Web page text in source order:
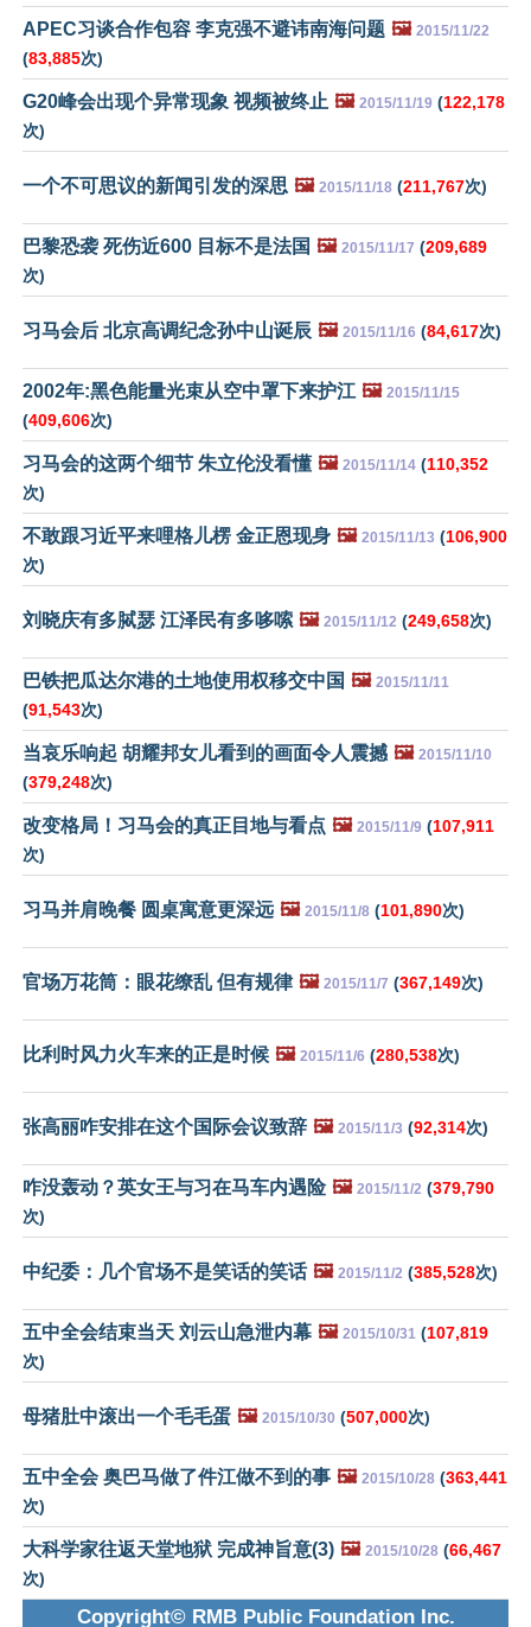
APEC习谈合作包容 李克强不避讳南海问题 🖼️ 2015/11/22
(83,885次)
G20峰会出现个异常现象 视频被终止 🖼️ 2015/11/19 (122,178
次)
一个不可思议的新闻引发的深思 🖼️ 2015/11/18 (211,767次)
巴黎恐袭 死伤近600 目标不是法国 🖼️ 2015/11/17 (209,689
次)
习马会后 北京高调纪念孙中山诞辰 🖼️ 2015/11/16 (84,617次)
2002年:黑色能量光束从空中罩下来护江 🖼️ 2015/11/15
(409,606次)
习马会的这两个细节 朱立伦没看懂 🖼️ 2015/11/14 (110,352
次)
不敢跟习近平来哩格儿楞 金正恩现身 🖼️ 2015/11/13 (106,900
次)
刘晓庆有多脦瑟 江泽民有多哆嗦 🖼️ 2015/11/12 (249,658次)
巴铁把瓜达尔港的土地使用权移交中国 🖼️ 2015/11/11
(91,543次)
当哀乐响起 胡耀邦女儿看到的画面令人震撼 🖼️ 2015/11/10
(379,248次)
改变格局！习马会的真正目地与看点 🖼️ 2015/11/9 (107,911
次)
习马并肩晚餐 圆桌寓意更深远 🖼️ 2015/11/8 (101,890次)
官场万花筒：眼花缭乱 但有规律 🖼️ 2015/11/7 (367,149次)
比利时风力火车来的正是时候 🖼️ 2015/11/6 (280,538次)
张高丽咋安排在这个国际会议致辞 🖼️ 2015/11/3 (92,314次)
咋没轰动？英女王与习在马车内遇险 🖼️ 2015/11/2 (379,790
次)
中纪委：几个官场不是笑话的笑话 🖼️ 2015/11/2 (385,528次)
五中全会结束当天 刘云山急泄内幕 🖼️ 2015/10/31 (107,819
次)
母猪肚中滚出一个毛毛蛋 🖼️ 2015/10/30 (507,000次)
五中全会 奥巴马做了件江做不到的事 🖼️ 2015/10/28 (363,441
次)
大科学家往返天堂地狱 完成神旨意(3) 🖼️ 2015/10/28 (66,467
次)
Copyright© RMB Public Foundation Inc.